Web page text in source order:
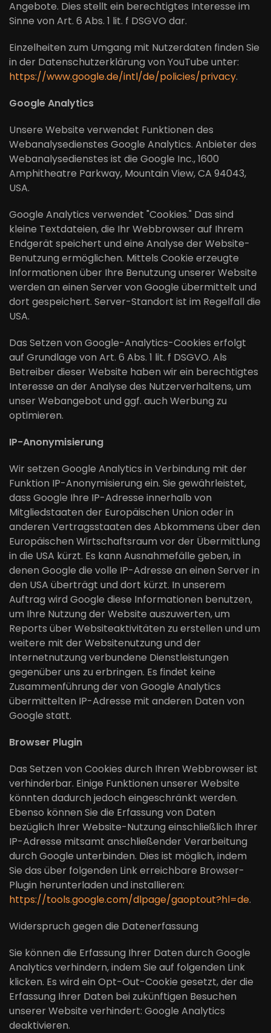
Angebote. Dies stellt ein berechtigtes Interesse im
Sinne von Art. 6 Abs. 1 lit. f DSGVO dar.
Einzelheiten zum Umgang mit Nutzerdaten finden Sie
in der Datenschutzerklärung von YouTube unter:
https://www.google.de/intl/de/policies/privacy.
Google Analytics
Unsere Website verwendet Funktionen des
Webanalysedienstes Google Analytics. Anbieter des
Webanalysedienstes ist die Google Inc., 1600
Amphitheatre Parkway, Mountain View, CA 94043,
USA.
Google Analytics verwendet "Cookies." Das sind
kleine Textdateien, die Ihr Webbrowser auf Ihrem
Endgerät speichert und eine Analyse der Website-
Benutzung ermöglichen. Mittels Cookie erzeugte
Informationen über Ihre Benutzung unserer Website
werden an einen Server von Google übermittelt und
dort gespeichert. Server-Standort ist im Regelfall die
USA.
Das Setzen von Google-Analytics-Cookies erfolgt
auf Grundlage von Art. 6 Abs. 1 lit. f DSGVO. Als
Betreiber dieser Website haben wir ein berechtigtes
Interesse an der Analyse des Nutzerverhaltens, um
unser Webangebot und ggf. auch Werbung zu
optimieren.
IP-Anonymisierung
Wir setzen Google Analytics in Verbindung mit der
Funktion IP-Anonymisierung ein. Sie gewährleistet,
dass Google Ihre IP-Adresse innerhalb von
Mitgliedstaaten der Europäischen Union oder in
anderen Vertragsstaaten des Abkommens über den
Europäischen Wirtschaftsraum vor der Übermittlung
in die USA kürzt. Es kann Ausnahmefälle geben, in
denen Google die volle IP-Adresse an einen Server in
den USA überträgt und dort kürzt. In unserem
Auftrag wird Google diese Informationen benutzen,
um Ihre Nutzung der Website auszuwerten, um
Reports über Websiteaktivitäten zu erstellen und um
weitere mit der Websitenutzung und der
Internetnutzung verbundene Dienstleistungen
gegenüber uns zu erbringen. Es findet keine
Zusammenführung der von Google Analytics
übermittelten IP-Adresse mit anderen Daten von
Google statt.
Browser Plugin
Das Setzen von Cookies durch Ihren Webbrowser ist
verhinderbar. Einige Funktionen unserer Website
könnten dadurch jedoch eingeschränkt werden.
Ebenso können Sie die Erfassung von Daten
bezüglich Ihrer Website-Nutzung einschließlich Ihrer
IP-Adresse mitsamt anschließender Verarbeitung
durch Google unterbinden. Dies ist möglich, indem
Sie das über folgenden Link erreichbare Browser-
Plugin herunterladen und installieren:
https://tools.google.com/dlpage/gaoptout?hl=de.
Widerspruch gegen die Datenerfassung
Sie können die Erfassung Ihrer Daten durch Google
Analytics verhindern, indem Sie auf folgenden Link
klicken. Es wird ein Opt-Out-Cookie gesetzt, der die
Erfassung Ihrer Daten bei zukünftigen Besuchen
unserer Website verhindert: Google Analytics
deaktivieren.